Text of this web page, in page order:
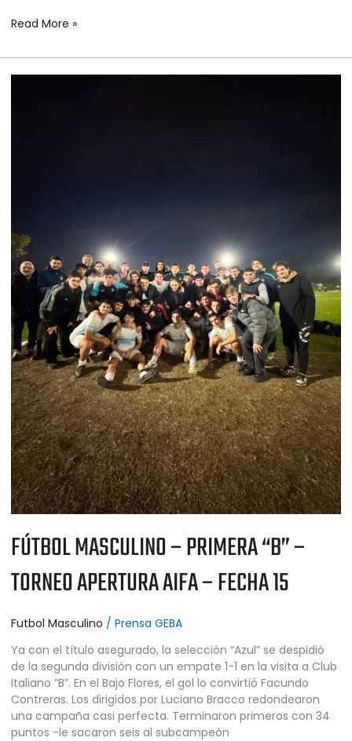
Read More »
FÚTBOL MASCULINO – PRIMERA “B” –
TORNEO APERTURA AIFA – FECHA 15
Futbol Masculino / Prensa GEBA
Ya con el título asegurado, la selección “Azul” se despidió
de la segunda división con un empate 1-1 en la visita a Club
Italiano “B”. En el Bajo Flores, el gol lo convirtió Facundo
Contreras. Los dirigidos por Luciano Bracco redondearon
una campaña casi perfecta. Terminaron primeros con 34
puntos -le sacaron seis al subcampeón
–
FECHA
15